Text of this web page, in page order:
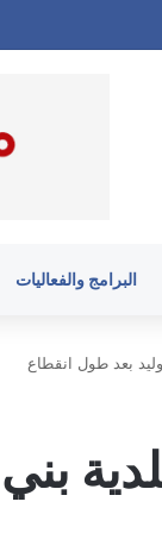
البرامج والفعاليات
بعد طول انقطاع